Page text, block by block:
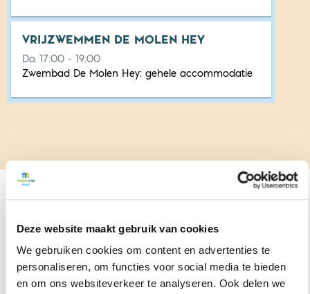
Deze website maakt gebruik van cookies
We gebruiken cookies om content en advertenties te
personaliseren, om functies voor social media te bieden
en om ons websiteverkeer te analyseren. Ook delen we
VRIJZWEMMEN DE MOLEN HEY
Do. 17:00 - 19:00
Zwembad De Molen Hey:gehele accommodatie
ABONNEMENTEN & TICKETS
18 - 67 jaar
12 BADENKAART VRIJZWEMMEN 18 T/M
66 (MOLEN HEY)